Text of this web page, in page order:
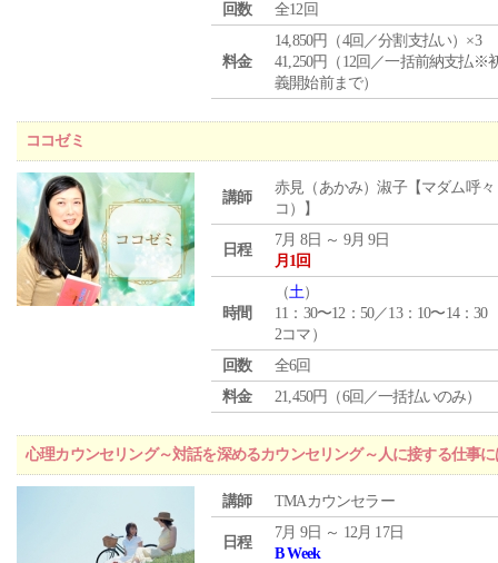
回数
全12回
料金
14,850円（4回／分割支払い）×3
41,250円（12回／一括前納支払※
義開始前まで）
ココゼミ
講師
赤見（あかみ）淑子【マダム呼々
コ）】
日程
7月 8日 ～ 9月 9日
月1回
時間
（土）
11：30〜12：50／13：10〜14：30
2コマ）
回数
全6回
料金
21,450円（6回／一括払いのみ）
心理カウンセリング～対話を深めるカウンセリング～人に接する仕事
講師 TMAカウンセラー
日程
7月 9日 ～ 12月 17日
B Week